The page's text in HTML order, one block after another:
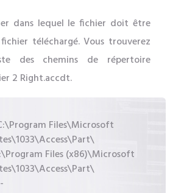
dans lequel le fichier doit être
téléchargé. Vous trouverez
des chemins de répertoire
2 Right.accdt.
Files\Microsoft
Files (x86)\Microsoft